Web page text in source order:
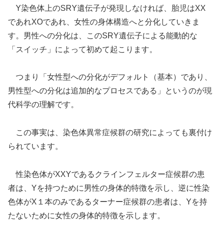
Y染色体上のSRY遺伝子が発現しなければ、胎児はXX
であれXOであれ、女性の身体構造へと分化していきま
す。男性への分化は、このSRY遺伝子による能動的な
「スイッチ」によって初めて起こります。
つまり「女性型への分化がデフォルト（基本）であり、
男性型への分化は追加的なプロセスである」というのが現
代科学の理解です。
この事実は、染色体異常症候群の研究によっても裏付け
られています。
性染色体がXXYであるクラインフェルター症候群の患
者は、Yを持つために男性の身体的特徴を示し、逆に性染
色体がX１本のみであるターナー症候群の患者は、Yを持
たないために女性の身体的特徴を示します。